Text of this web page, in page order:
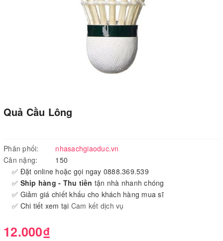
Quả Cầu Lông
Phân phối:
nhasachgiaoduc.vn
Cân nặng:
150
✅ Đặt online hoặc gọi ngay 0888.369.539
✅ Ship hàng - Thu tiền tận nhà nhanh chóng
✅ Giảm giá chiết khấu cho khách hàng mua sĩ
✅ Chi tiết xem tại Cam kết dịch vụ
12.000₫